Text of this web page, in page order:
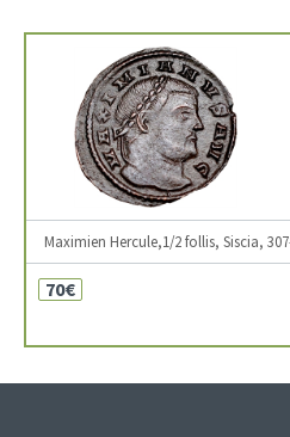
Maximien Hercule,1/2 follis, Siscia,
70€